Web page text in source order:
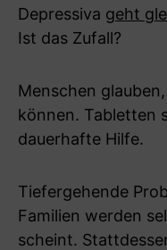
Depressiva geht
Ist das Zufall?
Menschen
können. Tabletten
dauerhafte Hilfe.
Tiefergehende
Familien werden
scheint.